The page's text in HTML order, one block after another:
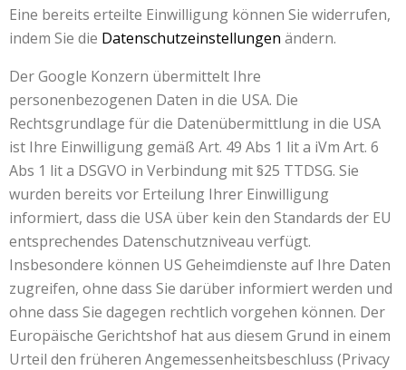
Eine bereits erteilte Einwilligung können Sie widerrufen,
indem Sie die Datenschutzeinstellungen ändern.
Der Google Konzern übermittelt Ihre
personenbezogenen Daten in die USA. Die
Rechtsgrundlage für die Datenübermittlung in die USA
ist Ihre Einwilligung gemäß Art. 49 Abs 1 lit a iVm Art. 6
Abs 1 lit a DSGVO in Verbindung mit §25 TTDSG. Sie
wurden bereits vor Erteilung Ihrer Einwilligung
informiert, dass die USA über kein den Standards der EU
entsprechendes Datenschutzniveau verfügt.
Insbesondere können US Geheimdienste auf Ihre Daten
zugreifen, ohne dass Sie darüber informiert werden und
ohne dass Sie dagegen rechtlich vorgehen können. Der
Europäische Gerichtshof hat aus diesem Grund in einem
Urteil den früheren Angemessenheitsbeschluss (Privacy